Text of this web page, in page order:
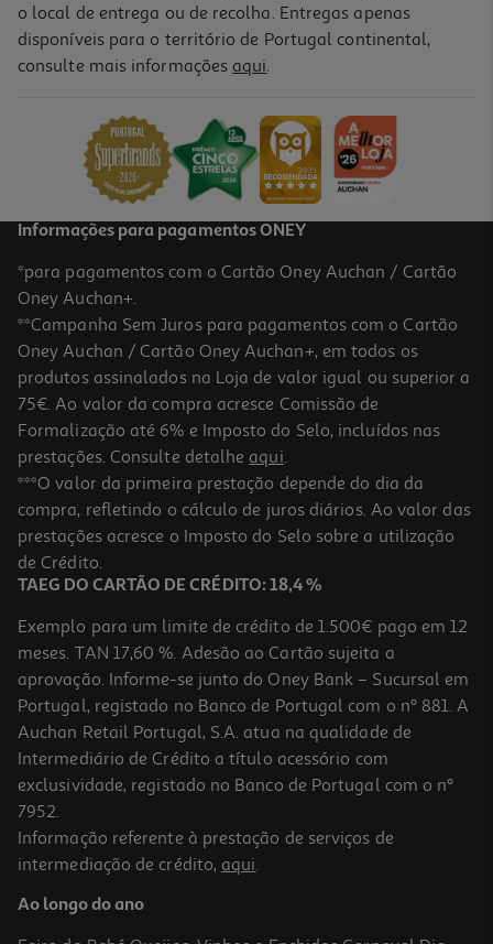
Protector Carefree Diário Maxi 36un
Protector Diário Carefree Maxi Fresh 20 Un
0.15 €/un
2,99 €
Protector Carefree Diário Maxi Aloé 48un
0.1 €/un
o local de entrega ou de recolha. Entregas apenas
disponíveis para o território de Portugal continental,
consulte mais informações aqui.
Informações para pagamentos ONEY
*para pagamentos com o Cartão Oney Auchan / Cartão
Oney Auchan+.
**Campanha Sem Juros para pagamentos com o Cartão
Oney Auchan / Cartão Oney Auchan+, em todos os
produtos assinalados na Loja de valor igual ou superior a
75€. Ao valor da compra acresce Comissão de
Formalização até 6% e Imposto do Selo, incluídos nas
prestações. Consulte detalhe aqui.
***O valor da primeira prestação depende do dia da
compra, refletindo o cálculo de juros diários. Ao valor das
prestações acresce o Imposto do Selo sobre a utilização
de Crédito.
TAEG DO CARTÃO DE CRÉDITO: 18,4 %
Exemplo para um limite de crédito de 1.500€ pago em 12
meses. TAN 17,60 %. Adesão ao Cartão sujeita a
aprovação. Informe-se junto do Oney Bank – Sucursal em
Portugal, registado no Banco de Portugal com o nº 881. A
Auchan Retail Portugal, S.A. atua na qualidade de
Intermediário de Crédito a título acessório com
exclusividade, registado no Banco de Portugal com o nº
7952.
Informação referente à prestação de serviços de
intermediação de crédito, aqui.
Ao longo do ano